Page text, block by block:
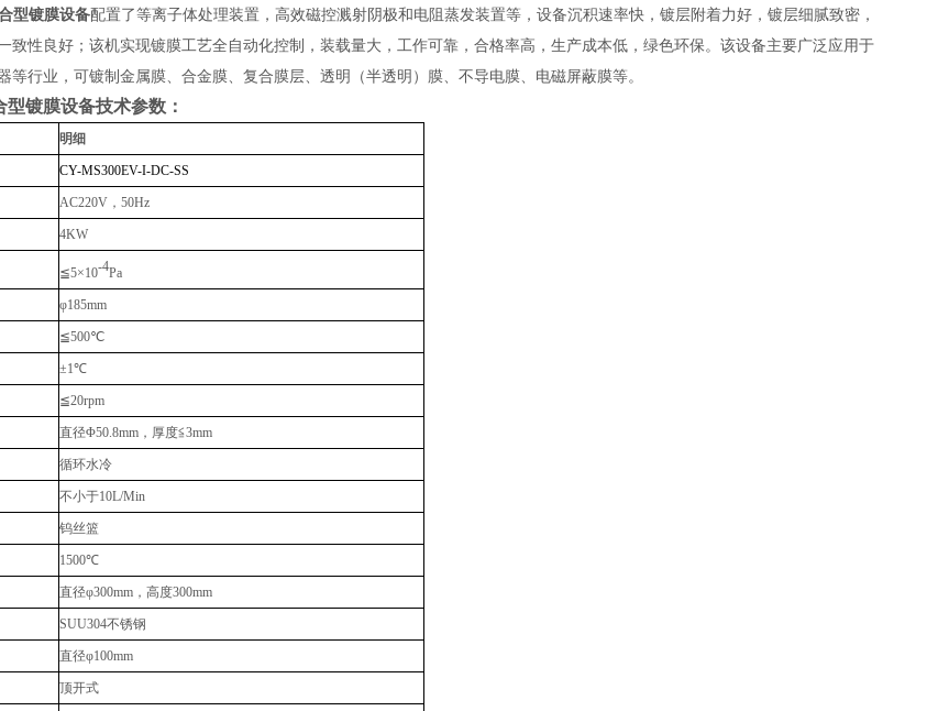
型镀膜设备配置了等离子体处理装置，高效磁控溅射阴极和电阻蒸发装置等，设备沉积速率快，镀层附着力好，镀层细腻致密，
致性良好；该机实现镀膜工艺全自动化控制，装载量大，工作可靠，合格率高，生产成本低，绿色环保。该设备主要广泛应用于
等行业，可镀制金属膜、合金膜、复合膜层、透明（半透明）膜、不导电膜、电磁屏蔽膜等。
镀膜设备技术参数：
明细
CY-MS300EV-I-DC-SS
AC220V， 50Hz
4KW
≦5×10-4Pa
φ185mm
≦500℃
±1℃
≦20rpm
直径Φ50.8mm，厚度≦3mm
循环水冷
不小于10L/Min
钨丝篮
1500℃
直径φ300mm，高度300mm
SUU304不锈钢
直径φ100mm
顶开式